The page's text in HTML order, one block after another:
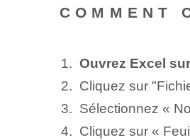
COMMENT
Ouvrez Excel
Cliquez sur
Sélectionnez «
Cliquez sur «